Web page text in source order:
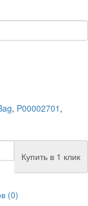
, P00002701 ,
Купить в 1 клик
(0)